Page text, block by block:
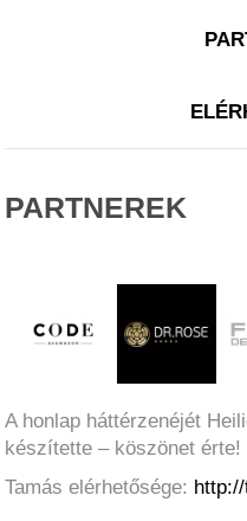
PARTNEREK
A honlap háttérzenéjét
készítette – köszönet érte!
Tamás elérhetősége: